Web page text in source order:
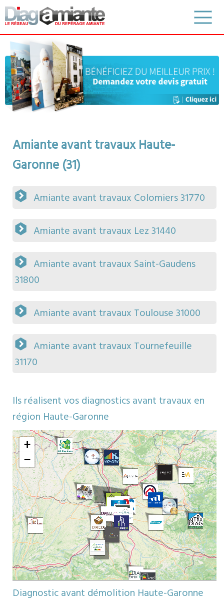
Amiante avant travaux Haute-
Garonne (31)
Amiante avant travaux Colomiers 31770
Amiante avant travaux Lez 31440
Amiante avant travaux Saint-Gaudens
31800
Amiante avant travaux Toulouse 31000
Amiante avant travaux Tournefeuille
31170
Ils réalisent vos diagnostics avant travaux en
région Haute-Garonne
+
−
Diagnostic avant démolition Haute-Garonne